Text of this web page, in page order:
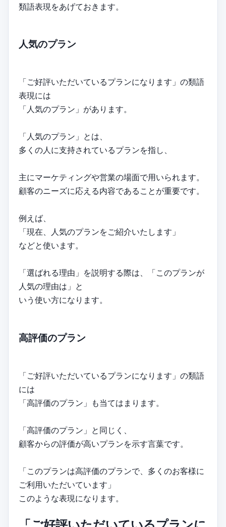
類語表現をあげておきます。
人気のプラン
「ご好評いただいているプランになります」の類語
表現には
「人気のプラン」があります。
「人気のプラン」とは、
多くの人に支持されているプランを指し、
主にマーケティングや営業の場面で用いられます。
顧客のニーズに応える内容であることが重要です。
例えば、
「現在、人気のプランをご紹介いたします」
などと使います。
「選ばれる理由」を説明する際は、「このプランが
人気の理由は」と
いう使い方になります。
高評価のプラン
「ご好評いただいているプランになります」の類語
には
「高評価のプラン」も当てはまります。
「高評価のプラン」と同じく、
顧客からの評価が高いプランを示す言葉です。
「このプランは高評価のプランで、多くのお客様に
ご利用いただいています」
このような表現になります。